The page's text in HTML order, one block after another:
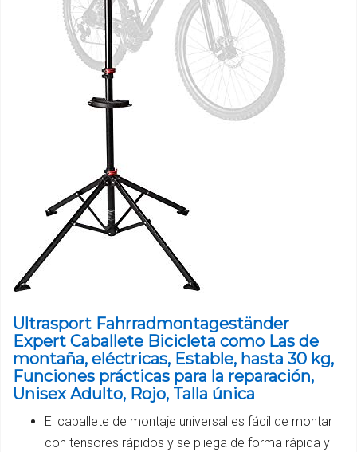
Ultrasport Fahrradmontageständer
Expert Caballete Bicicleta como Las de
montaña, eléctricas, Estable, hasta 30 kg,
Funciones prácticas para la reparación,
Unisex Adulto, Rojo, Talla única
El caballete de montaje universal es fácil de montar
con tensores rápidos y se pliega de forma rápida y